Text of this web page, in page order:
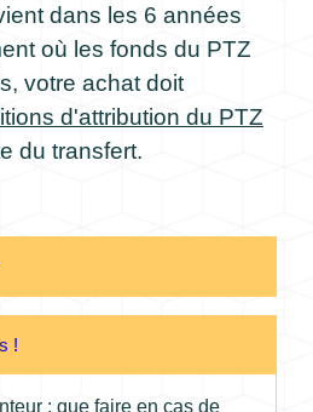
dans les 6 années
où les fonds du PTZ
votre achat doit
d'attribution du PTZ
du transfert.
!
: que faire en cas de